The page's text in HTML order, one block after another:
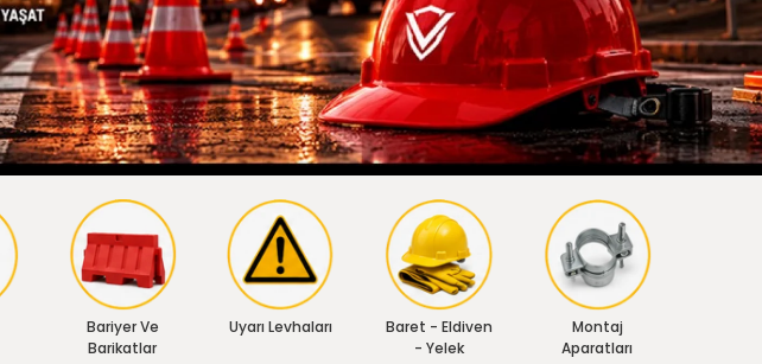
Bariyer Ve
Barikatlar
Uyarı Levhaları
Baret - Eldiven
- Yelek
Montaj
Aparatları